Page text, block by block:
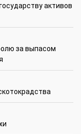
активов
за выпасом